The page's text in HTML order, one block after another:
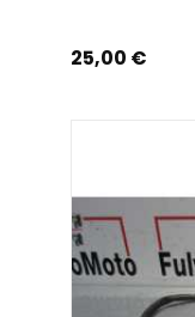
Prix
25,00 €